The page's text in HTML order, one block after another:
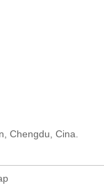
Chengdu, Cina.